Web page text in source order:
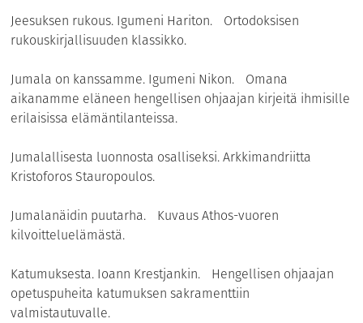
Jeesuksen rukous. Igumeni Hariton. Ortodoksisen
rukouskirjallisuuden klassikko.
Jumala on kanssamme. Igumeni Nikon. Omana
aikanamme eläneen hengellisen ohjaajan kirjeitä ihmisille
erilaisissa elämäntilanteissa.
Jumalallisesta luonnosta osalliseksi. Arkkimandriitta
Kristoforos Stauropoulos.
Jumalanäidin puutarha. Kuvaus Athos-vuoren
kilvoitteluelämästä.
Katumuksesta. Ioann Krestjankin. Hengellisen ohjaajan
opetuspuheita katumuksen sakramenttiin
valmistautuvalle.